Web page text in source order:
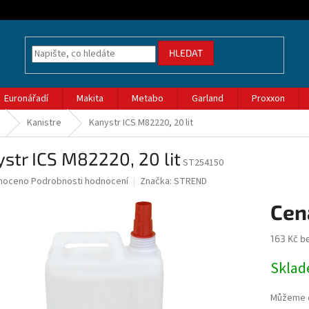
HLEDAT
Euronářadí Makita Metabo Garland Proxxon
Kanistre Kanystr ICS M82220, 20 lit
ICS M82220, 20 litST254150
Podrobnosti hodnocení Značka: STREND
163 Kč
cena:
Můžeme